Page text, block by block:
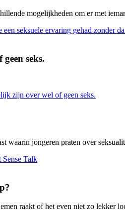
mogelijkheden om er met
een seksuele ervaring gehad zonder
seks.
zijn over wel of geen seks.
waarin jongeren praten over
Sense Talk
raakt of het even niet zo lekker